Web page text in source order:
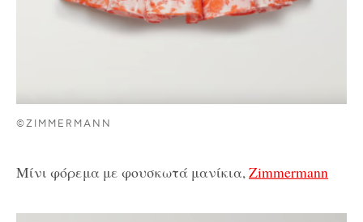
©ZIMMERMANN
Μίνι φόρεμα με φουσκωτά μανίκια, Zimmermann